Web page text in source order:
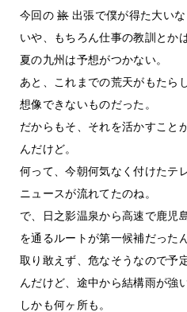
今回の旅出張で僕が得た大いな
いや、もちろん仕事の教訓とか
夏の九州は予想がつかない。
あと、これまでの荒天がもたら
想像できないものだった。
だからもそ、それを活かすこと
んだけど。
何って、今朝何気なく付けたテ
ニュースが流れてたのね。
で、日之影温泉から高速で鹿児
を通るルートが第一候補だった
取り敢えず、危なそうなので予
んだけど、途中から結構雨が強
しかも何ヶ所も。